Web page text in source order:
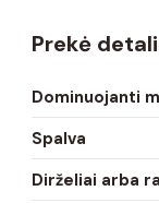
Prekė
Dominuojanti
Spalva
Dirželiai arba